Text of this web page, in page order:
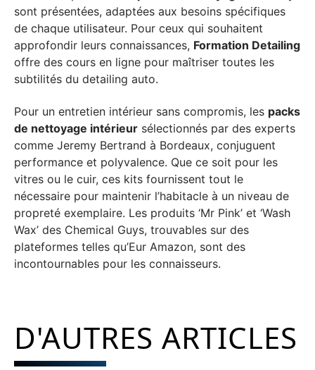
sont présentées, adaptées aux besoins spécifiques
de chaque utilisateur. Pour ceux qui souhaitent
approfondir leurs connaissances, Formation Detailing
offre des cours en ligne pour maîtriser toutes les
subtilités du detailing auto.
Pour un entretien intérieur sans compromis, les packs
de nettoyage intérieur sélectionnés par des experts
comme Jeremy Bertrand à Bordeaux, conjuguent
performance et polyvalence. Que ce soit pour les
vitres ou le cuir, ces kits fournissent tout le
nécessaire pour maintenir l’habitacle à un niveau de
propreté exemplaire. Les produits ‘Mr Pink’ et ‘Wash
Wax’ des Chemical Guys, trouvables sur des
plateformes telles qu’Eur Amazon, sont des
incontournables pour les connaisseurs.
D'AUTRES ARTICLES